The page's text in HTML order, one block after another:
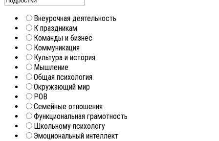
Внеурочная деятельность
К праздникам
Команды и бизнес
Коммуникация
Культура и история
Мышление
Общая психология
Окружающий мир
РОВ
Семейные отношения
Функциональная грамотность
Школьному психологу
Эмоциональный интеллект